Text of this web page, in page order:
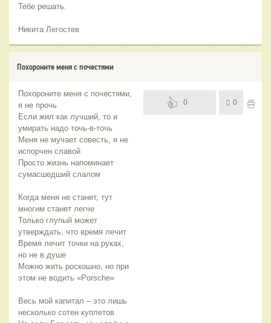
Тебе решать.
Никита Легостев
Похороните меня с почестями
Похороните меня с почестями,
я не прочь
Если жил как лучший, то и
умирать надо точь-в-точь
Меня не мучает совесть, я не
испорчен славой
Просто жизнь напоминает
сумасшедший слалом
Когда меня не станет, тут
многим станет легче
Только глупый может
утверждать, что время лечит
Время лечит точки на руках,
но не в душе
Можно жить роскошно, но при
этом не водить «Porsche»
Весь мой капитал – это лишь
несколько сотен куплетов
0 0